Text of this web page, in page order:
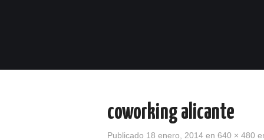
coworking alicante
Publicado 18 enero, 2014 en 640 × 480